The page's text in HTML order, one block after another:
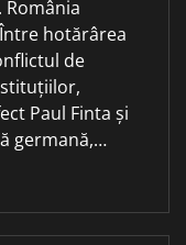
România
hotărârea
de
Paul Finta și
germană,…